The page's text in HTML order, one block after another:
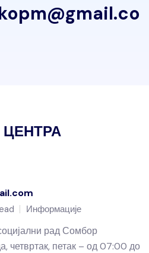
Информације
рад Сомбор
четвртак, петак – од 07:00 до